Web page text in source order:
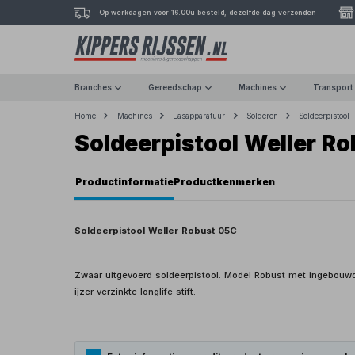
Op werkdagen voor 16.00u besteld, dezelfde dag verzonden
Branches Gereedschap Machines Transport
Home Machines Lasapparatuur Solderen Soldeerpistool
Soldeerpistool Weller
ProductinformatieProductkenmerken
Soldeerpistool Weller Robust 05C
Zwaar uitgevoerd soldeerpistool. Model Robust met
ijzer verzinkte longlife stift.